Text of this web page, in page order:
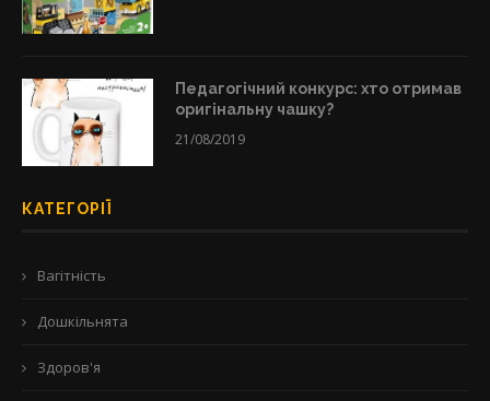
Педагогічний конкурс: хто отримав
оригінальну чашку?
21/08/2019
КАТЕГОРІЇ
Вагітність
Дошкільнята
Здоров'я